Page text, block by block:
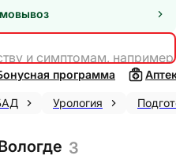
и симптомам,
программа
Урология
3